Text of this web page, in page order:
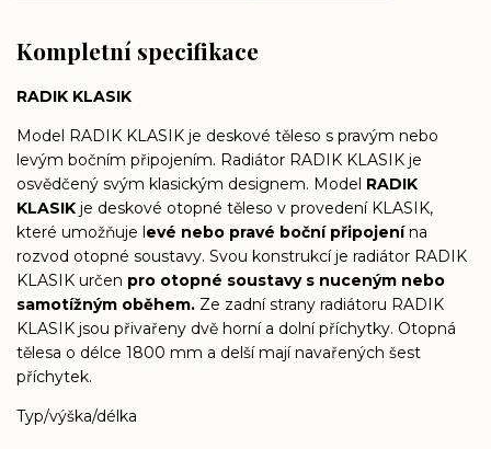
Kompletní specifikace
RADIK KLASIK
Model RADIK KLASIK je deskové těleso s pravým nebo
levým bočním připojením. Radiátor RADIK KLASIK je
osvědčený svým klasickým designem. Model RADIK
KLASIK je deskové otopné těleso v provedení KLASIK,
které umožňuje levé nebo pravé boční připojenína
rozvod otopné soustavy. Svou konstrukcí je radiátor RADIK
KLASIK určen pro otopné soustavy s nuceným nebo
samotížným oběhem. Ze zadní strany radiátoru RADIK
KLASIK jsou přivařeny dvě horní a dolní příchytky. Otopná
tělesa o délce 1800 mm a delší mají navařených šest
příchytek.
Typ/výška/délka